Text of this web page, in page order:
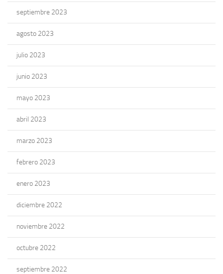
septiembre 2023
agosto 2023
julio 2023
junio 2023
mayo 2023
abril 2023
marzo 2023
febrero 2023
enero 2023
diciembre 2022
noviembre 2022
octubre 2022
septiembre 2022